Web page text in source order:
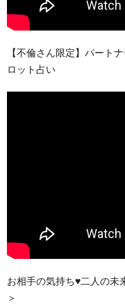
【不倫さん限定】パート
ロット占い
お相手の気持ち♥二人の未
＞